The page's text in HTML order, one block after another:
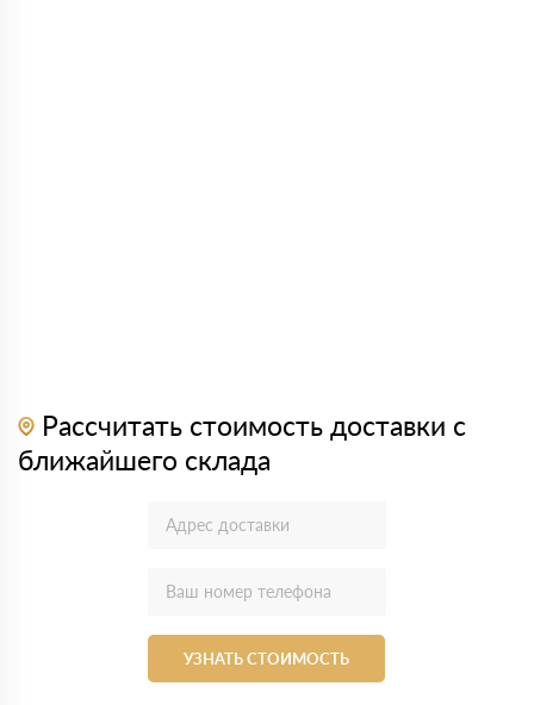
Рассчитать стоимость доставки с
ближайшего склада
УЗНАТЬ СТОИМОСТЬ